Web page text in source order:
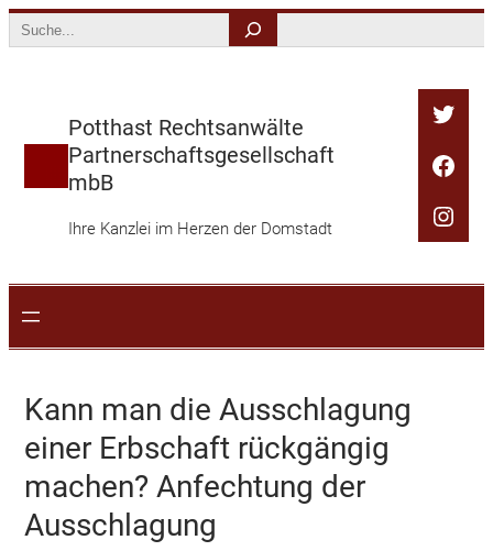
Search
Potthast Rechtsanwälte
Partnerschaftsgesellschaft
mbB
Ihre Kanzlei im Herzen der Domstadt
Kann man die Ausschlagung
einer Erbschaft rückgängig
machen? Anfechtung der
Ausschlagung